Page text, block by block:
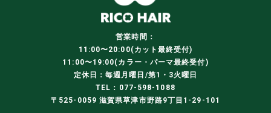
営業時間：
11:00〜20:00(カット最終受付)
11:00〜19:00(カラー・パーマ最終受付)
定休日：毎週月曜日/第1・3火曜日
TEL：077-598-1088
〒525-0059 滋賀県草津市野路9丁目1-29-101